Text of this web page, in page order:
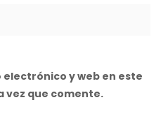
y web en este
vez que comente.